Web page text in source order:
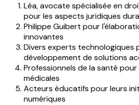
Léa, avocate spécialisée en
pour les aspects juridiques
Philippe Guibert pour
innovantes
Divers experts technologiques
développement de solutions
Professionnels de la santé
médicales
Acteurs éducatifs pour leurs
numériques